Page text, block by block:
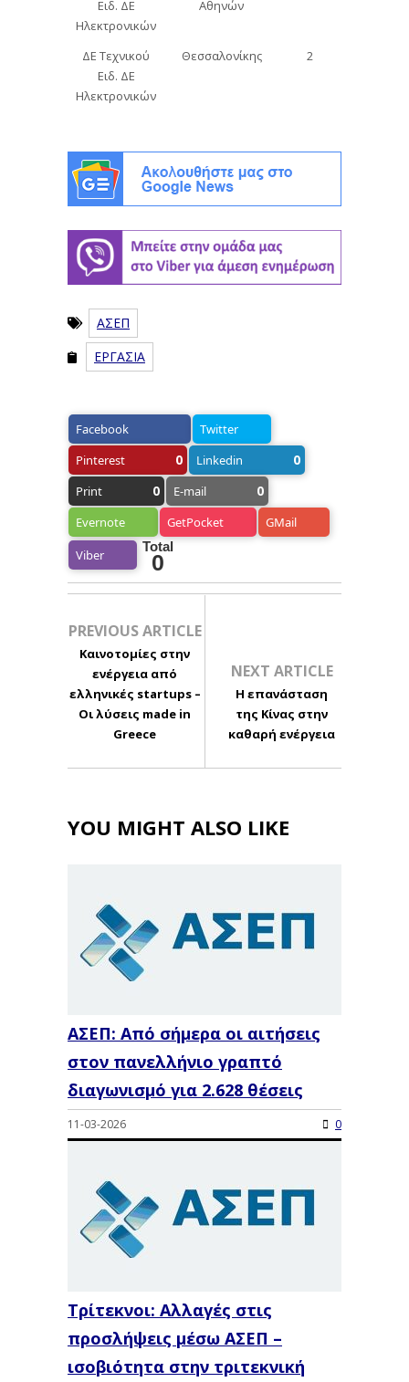
Ειδ. ΔΕ
Ηλεκτρονικών
Αθηνών
ΔΕ Τεχνικού
Ειδ. ΔΕ
Ηλεκτρονικών
Θεσσαλονίκης 2
ΑΣΕΠ
ΕΡΓΑΣΙΑ
Facebook
Twitter
Pinterest
0 Linkedin 0
Print 0 E-mail 0
Evernote GetPocket GMail
Viber
Total
0
PREVIOUS ARTICLE
Καινοτομίες στην
ενέργεια από
ελληνικές startups –
Οι λύσεις made in
Greece
NEXT ARTICLE
Η επανάσταση
της Κίνας στην
καθαρή ενέργεια
YOU MIGHT ALSO LIKE
ΑΣΕΠ: Από σήμερα οι αιτήσεις
στον πανελλήνιο γραπτό
διαγωνισμό για 2.628 θέσεις
11-03-2026 0
Τρίτεκνοι: Αλλαγές στις
προσλήψεις μέσω ΑΣΕΠ –
ισοβιότητα στην τριτεκνική